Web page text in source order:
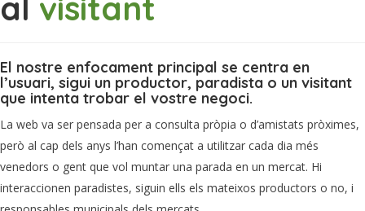
al visitant
El nostre enfocament principal se centra en
l’usuari, sigui un productor, paradista o un visitant
que intenta trobar el vostre negoci.
La web va ser pensada per a consulta pròpia o d’amistats pròximes,
però al cap dels anys l’han començat a utilitzar cada dia més
venedors o gent que vol muntar una parada en un mercat. Hi
interaccionen paradistes, siguin ells els mateixos productors o no, i